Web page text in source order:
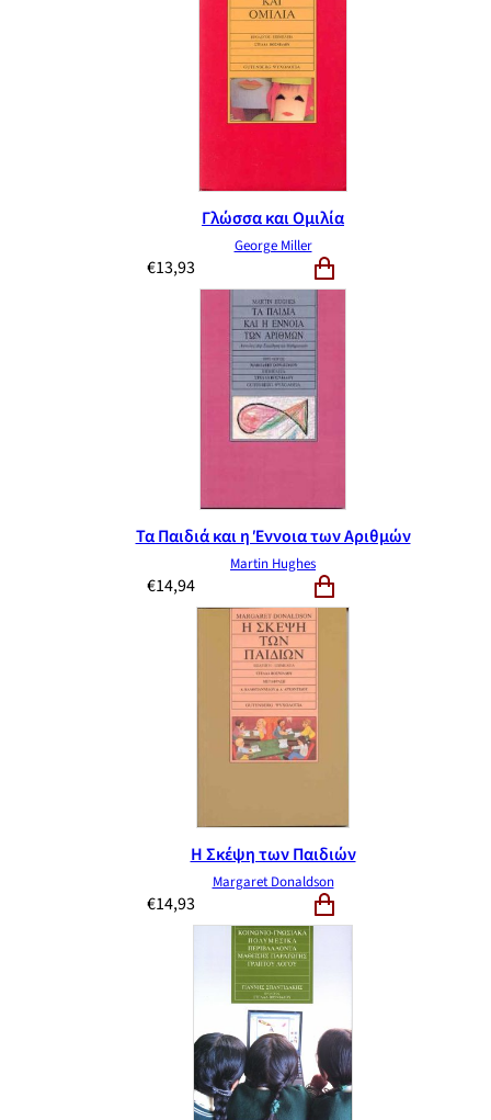
Γλώσσα και Ομιλία
George Miller
€13,93
Τα Παιδιά και η Έννοια των Αριθμών
Martin Hughes
€14,94
Η Σκέψη των Παιδιών
Margaret Donaldson
€14,93